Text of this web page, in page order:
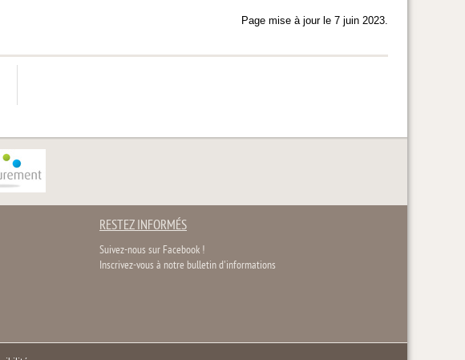
Page mise à jour le 7 juin 2023.
RESTEZ INFORMÉS
Suivez-nous sur Facebook !
Inscrivez-vous à notre bulletin d'informations